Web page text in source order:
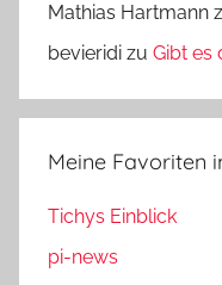
Mathias Hartmann
bevieridi zu Gibt es
Meine Favoriten
Tichys Einblick
pi-news